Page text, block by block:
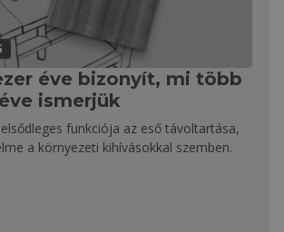
éve bizonyít, mi több
ismerjük
funkciója az eső távoltartása,
a környezeti kihívásokkal szemben.